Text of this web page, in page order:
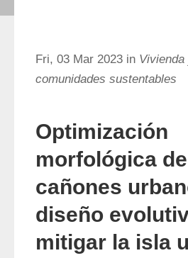
Fri, 03 Mar 2023 in Vivienda
comunidades sustentables
Optimización
morfológica de
cañones
diseño
mitigar la isla